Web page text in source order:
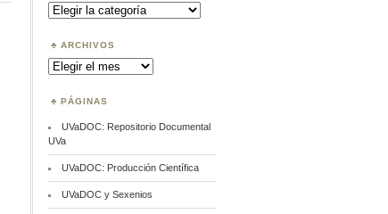
Buscar
por
ARCHIVOS
Archivos
PÁGINAS
UVaDOC: Repositorio Documental
UVa
UVaDOC: Producción Científica
UVaDOC y Sexenios